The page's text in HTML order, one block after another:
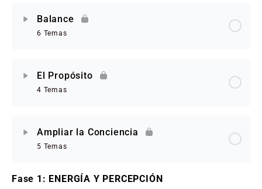
Balance
6 Temas
El Propósito
4 Temas
Ampliar la Conciencia
5 Temas
Fase 1: ENERGÍA Y PERCEPCIÓN